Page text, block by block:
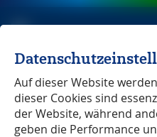
Michael Müller Verlag
HOME »Reisenews»
Auf dieser Website
dieser Cookies sind
der Website, während
geben die Performance